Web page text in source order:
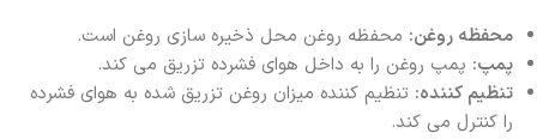
محفظه روغن: محفظه روغن محل ذخیره‌ سازی روغن است.
پمپ: پمپ روغن را به داخل هوای فشرده تزریق می‌ کند.
تنظیم کننده: تنظیم کننده میزان روغن تزریق شده به هوای فشرده
را کنترل می‌ کند.